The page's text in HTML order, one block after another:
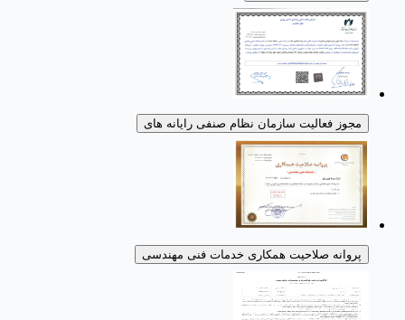
مجوز فعالیت سازمان نظام صنفی رایانه های
پروانه صلاحیت همکاری خدمات فنی مهندسی